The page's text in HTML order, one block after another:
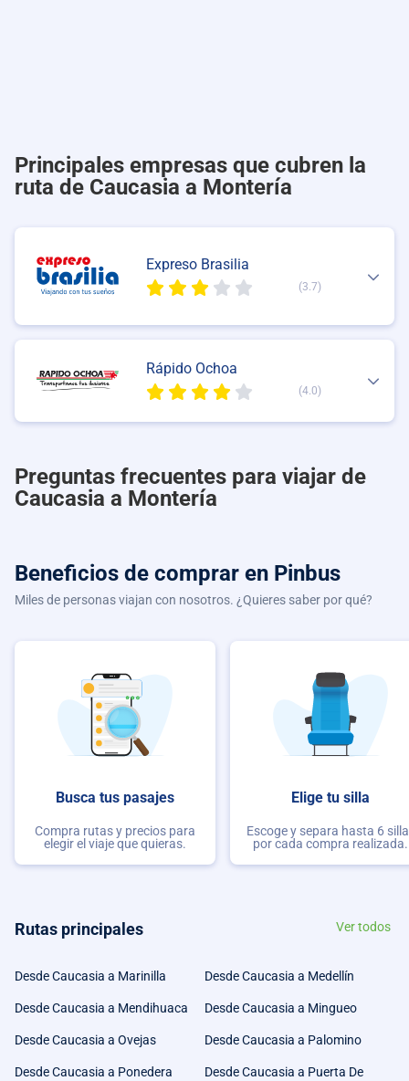
Principales empresas que cubren la
ruta de Caucasia a Montería
Expreso Brasilia
(3.7)
Rápido Ochoa
(4.0)
Preguntas frecuentes para viajar de
Caucasia a Montería
Beneficios de comprar en Pinbus
Miles de personas viajan con nosotros. ¿Quieres saber por qué?
Busca tus pasajes
Compra rutas y precios para
elegir el viaje que quieras.
Elige tu silla
Escoge y separa hasta 6
por cada compra realizada.
Rutas principales Ver todos
Desde Caucasia a Marinilla Desde Caucasia a Medellín
Desde Caucasia a Mendihuaca Desde Caucasia a Mingueo
Desde Caucasia a Ovejas Desde Caucasia a Palomino
Desde Caucasia a Ponedera
Desde Caucasia a Puerta De